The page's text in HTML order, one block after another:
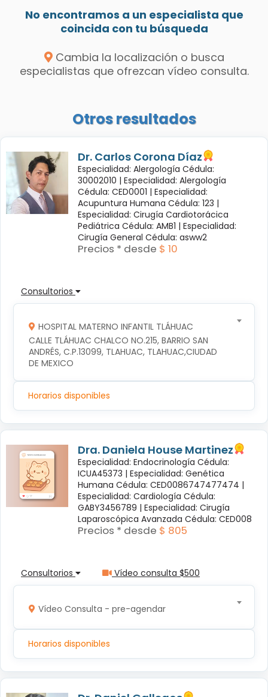
No encontramos a un especialista que
coincida con tu búsqueda
Cambia la localización o busca
especialistas que ofrezcan vídeo consulta.
Otros resultados
Dr. Carlos Corona Díaz
Especialidad: Alergología Cédula:
30002010 | Especialidad: Alergología
Cédula: CED0001 | Especialidad:
Acupuntura Humana Cédula: 123 |
Especialidad: Cirugía Cardiotorácica
Pediátrica Cédula: AMB1 | Especialidad:
Cirugía General Cédula: asww2
Precios * desde $ 10
Consultorios
HOSPITAL MATERNO INFANTIL TLÁHUAC
CALLE TLÁHUAC CHALCO NO.215, BARRIO SAN
ANDRÉS, C.P.13099, TLAHUAC, TLAHUAC,CIUDAD
DE MEXICO
Horarios disponibles
Dra. Daniela House Martinez
Especialidad: Endocrinología Cédula:
ICUA45373 | Especialidad: Genética
Humana Cédula: CED0086747477474 |
Especialidad: Cardiología Cédula:
GABY3456789 | Especialidad: Cirugía
Laparoscópica Avanzada Cédula: CED008
Precios * desde $ 805
Consultorios Vídeo consulta $500
Vídeo Consulta - pre-agendar
Horarios disponibles